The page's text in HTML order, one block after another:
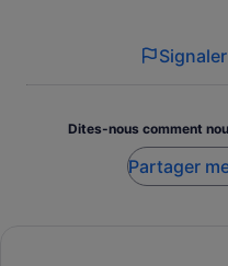
Dites-nous comment
Partager